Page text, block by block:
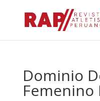
Dominio
Femenino